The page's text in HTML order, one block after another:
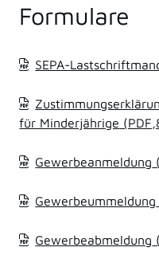
Formulare
SEPA-
für Minderjährige
Gewerbeanmeldung
Gewerbeummeldung
Gewerbeabmeldung